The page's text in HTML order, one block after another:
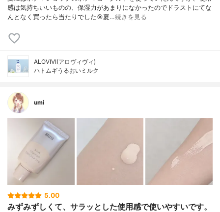
感は気持ちいいものの、保湿力があまりになかったのでドラストにてな
んとなく買ったら当たりでした🎯夏…続きを見る
ALOVIVI(アロヴィヴィ)
ハトムギうるおいミルク
umi
5.00
みずみずしくて、サラッとした使用感で使いやすいです。